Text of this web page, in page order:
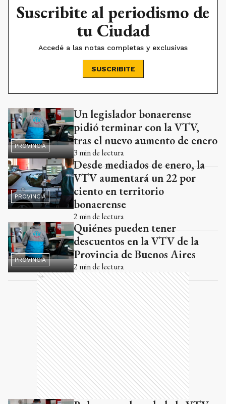
Suscribite al periodismo de
tu Ciudad
Accedé a las notas completas y exclusivas
SUSCRIBITE
PROVINCIA
Un legislador bonaerense
pidió terminar con la VTV,
tras el nuevo aumento de enero
3 min de lectura
PROVINCIA
Desde mediados de enero, la
VTV aumentará un 22 por
ciento en territorio
bonaerense
2 min de lectura
PROVINCIA
Quiénes pueden tener
descuentos en la VTV de la
Provincia de Buenos Aires
2 min de lectura
Ads